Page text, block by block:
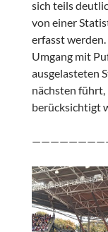
sich teils
von einer
erfasst
Umgang mit
ausgelasteten
nächsten
berücksichtigt